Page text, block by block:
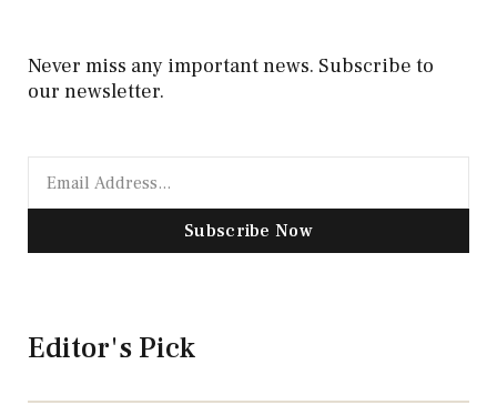
Never miss any important news. Subscribe to
our newsletter.
Subscribe Now
Editor's Pick